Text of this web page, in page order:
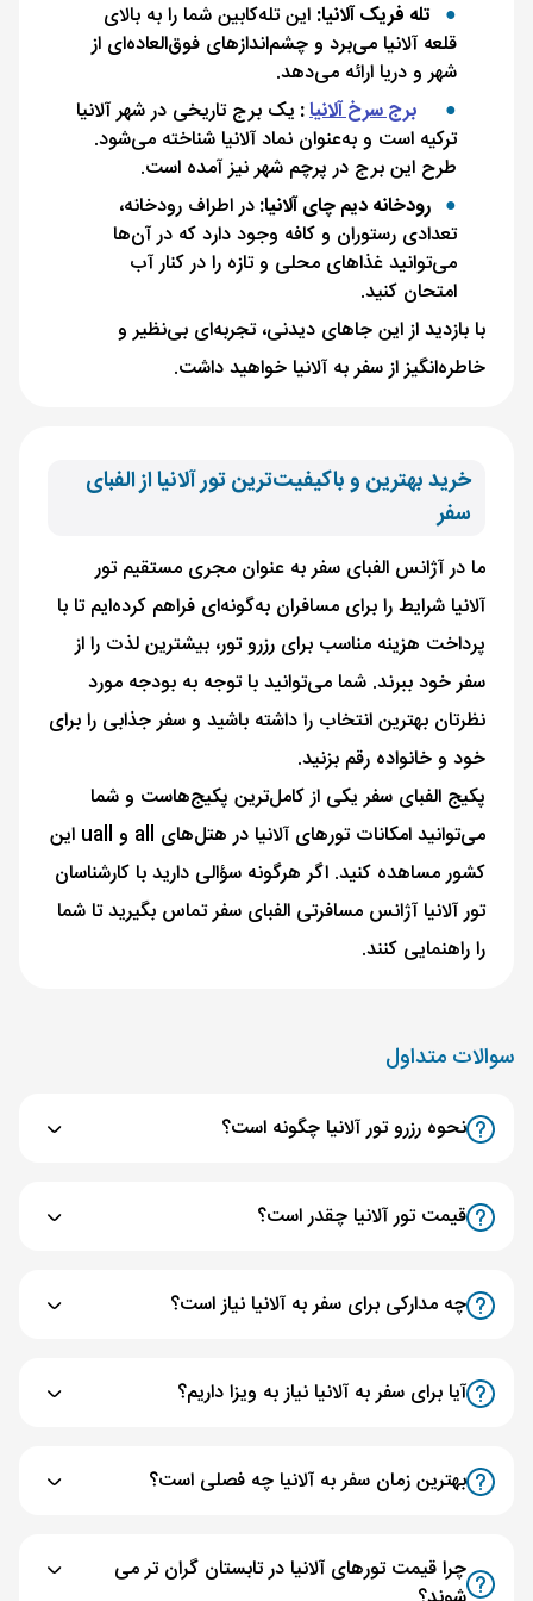
تله فریک آلانیا: این تله‌کابین شما را به بالای
قلعه آلانیا می‌برد و چشم‌اندازهای فوق‌العاده‌ای از
شهر و دریا ارائه می‌دهد.
برج سرخ آلانیا: یک برج تاریخی در شهر آلانیا
ترکیه است و به‌عنوان نماد آلانیا شناخته می‌شود.
طرح این برج در پرچم شهر نیز آمده است.
رودخانه دیم چای آلانیا:در اطراف رودخانه،
تعدادی رستوران و کافه وجود دارد که در آن‌ها
می‌توانید غذاهای محلی و تازه را در کنار آب
امتحان کنید.
با بازدید از این جاهای دیدنی، تجربه‌ای بی‌نظیر و
خاطره‌انگیز از سفر به آلانیا خواهید داشت.
خرید بهترین و باکیفیت‌ترین تور آلانیا از الفبای
سفر
ما در آژانس الفبای سفر به عنوان مجری مستقیم تور
آلانیا شرایط را برای مسافران به‌گونه‌ای فراهم کرده‌ایم تا با
پرداخت هزینه مناسب برای رزرو تور، بیشترین لذت را از
سفر خود ببرند. شما می‌توانید با توجه به بودجه مورد
نظرتان بهترین انتخاب را داشته باشید و سفر جذابی را برای
خود و خانواده رقم بزنید.
پکیج الفبای سفر یکی از کامل‌ترین پکیج‌هاست و شما
می‌توانید امکانات تورهای آلانیا در هتل‌های all و uall این
کشور مساهده کنید. اگر هرگونه سؤالی دارید با کارشناسان
تور آلانیا آژانس مسافرتی الفبای سفر تماس بگیرید تا شما
را راهنمایی کنند.
سوالات متداول
نحوه رزرو تور آلانیا چگونه است؟
قیمت تور آلانیا چقدر است؟
چه مدارکی برای سفر به آلانیا نیاز است؟
آیا برای سفر به آلانیا نیاز به ویزا داریم؟
بهترین زمان سفر به آلانیا چه فصلی است؟
چرا قیمت تورهای آلانیا در تابستان گران تر می